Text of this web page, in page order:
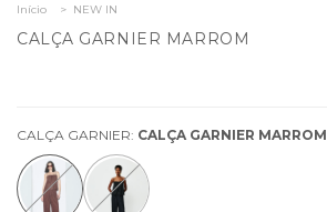
Início > NEW IN
CALÇA GARNIER MARROM
CALÇA GARNIER: CALÇA GARNIER MARROM